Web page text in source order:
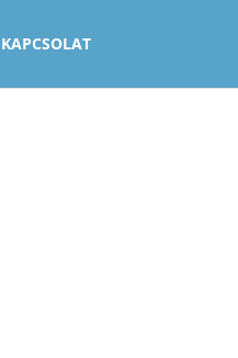
KAPCSOLAT